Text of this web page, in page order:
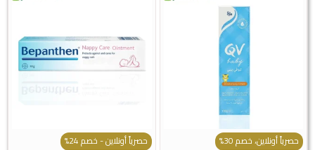
حصرياً أونلاين، خصم 30%
حصرياً أونلاين - خصم 24%